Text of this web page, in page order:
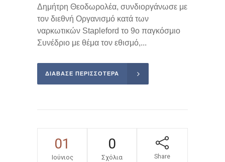
Δημήτρη Θεοδωρολέα, συνδιοργάνωσε με
τον διεθνή Οργανισμό κατά των
ναρκωτικών Stapleford το 9ο παγκόσμιο
Συνέδριο με θέμα τον εθισμό,...
ΔΙΑΒΑΣΕ ΠΕΡΙΣΣΌΤΕΡΑ
01
Ιούνιος
0
Σχόλια Share